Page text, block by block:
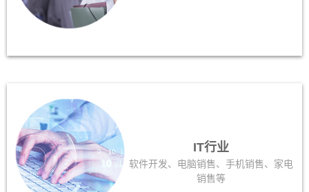
IT行业
软件开发、电脑销售、手机销售、家电
销售等